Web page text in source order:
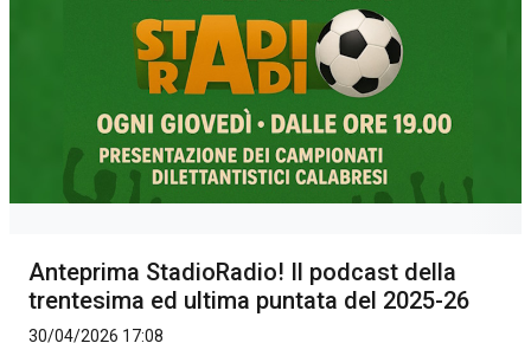
Anteprima StadioRadio! Il podcast della
trentesima ed ultima puntata del 2025-26
30/04/2026 17:08